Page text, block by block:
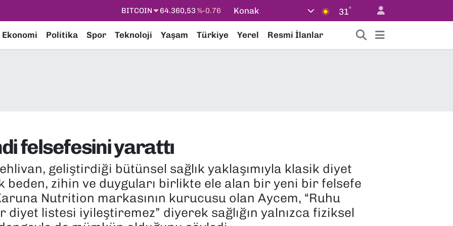
DOLAR 47,7069%0.17
STERLİN
64,1897%0.02
Konak 31°
Ekonomi Politika Spor Teknoloji Yaşam Türkiye Yerel Resmi İlanlar
felsefesini yarattı
geliştirdiği bütünsel sağlık yaklaşımıyla klasik diyet
beden, zihin ve duyguları birlikte ele alan bir yeni bir felsefe
Nutrition⁠ markasının kurucusu olan Aycem, “Ruhu
listesi iyileştiremez” diyerek sağlığın yalnızca fiziksel